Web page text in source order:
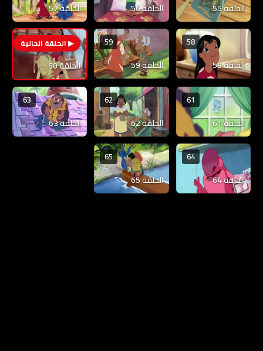
الحلقة 55 الحلقة 56 الحلقة 57
58
الحلقة 58
59
الحلقة 59
60
الحلقة 60
61
الحلقة 61
62
الحلقة 62
63
الحلقة 63
64
الحلقة 64
65
الحلقة 65